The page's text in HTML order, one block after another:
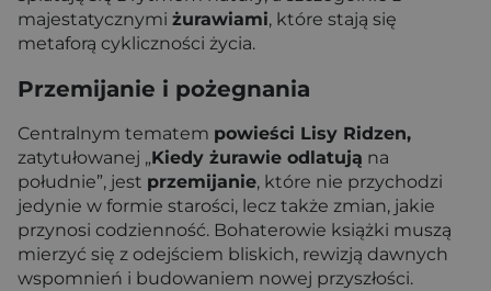
majestatycznymi żurawiami, które stają się
metaforą cykliczności życia.
Przemijanie i pożegnania
Centralnym tematem powieści Lisy Ridzen,
zatytułowanej „Kiedy żurawie odlatują na
południe”, jest przemijanie, które nie przychodzi
jedynie w formie starości, lecz także zmian, jakie
przynosi codzienność. Bohaterowie książki muszą
mierzyć się z odejściem bliskich, rewizją dawnych
wspomnień i budowaniem nowej przyszłości.